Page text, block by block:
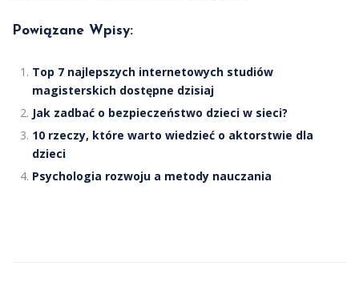
Powiązane Wpisy:
Top 7 najlepszych internetowych studiów
magisterskich dostępne dzisiaj
Jak zadbać o bezpieczeństwo dzieci w sieci?
10 rzeczy, które warto wiedzieć o aktorstwie dla
dzieci
Psychologia rozwoju a metody nauczania